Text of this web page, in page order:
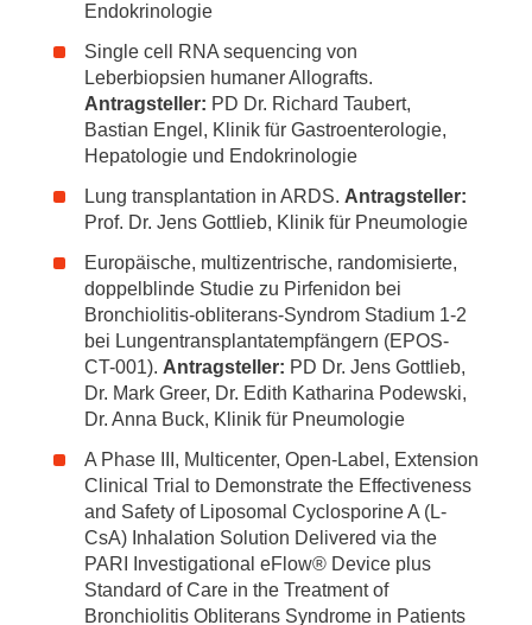
Endokrinologie
Single cell RNA sequencing von
Leberbiopsien humaner Allografts.
Antragsteller: PD Dr. Richard Taubert,
Bastian Engel, Klinik für Gastroenterologie,
Hepatologie und Endokrinologie
Lung transplantation in ARDS. Antragsteller:
Prof. Dr. Jens Gottlieb, Klinik für Pneumologie
Europäische, multizentrische, randomisierte,
doppelblinde Studie zu Pirfenidon bei
Bronchiolitis-obliterans-Syndrom Stadium 1-2
bei Lungentransplantatempfängern (EPOS-
CT-001). Antragsteller: PD Dr. Jens Gottlieb,
Dr. Mark Greer, Dr. Edith Katharina Podewski,
Dr. Anna Buck, Klinik für Pneumologie
A Phase III, Multicenter, Open-Label, Extension
Clinical Trial to Demonstrate the Effectiveness
and Safety of Liposomal Cyclosporine A (L­
CsA) Inhalation Solution Delivered via the
PARI Investigational eFlow® Device plus
Standard of Care in the Treatment of
Bronchiolitis Obliterans Syndrome in Patients